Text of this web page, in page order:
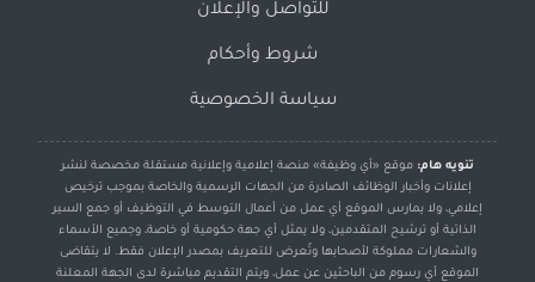
للتواصل والإعلان
شروط وأحكام
سياسة الخصوصية
تنويه هام: موقع «أي وظيفة» منصة إعلامية وإعلانية مستقلة مخصصة لنشر
إعلانات وأخبار الوظائف الصادرة من الجهات الرسمية والخاصة بموجب ترخيص
إعلامي، ولا يمارس الموقع أي عمل من أعمال التوسط في التوظيف أو جمع السير
الذاتية أو ترشيح المتقدمين، ولا يمثل أي جهة حكومية أو خاصة، وجميع الأسماء
والشعارات مملوكة لأصحابها وتُعرض للتعريف بمصدر الإعلان فقط. لا يتقاضى
الموقع أي رسوم من الباحثين عن عمل، ويتم التقديم مباشرة لدى الجهة المعلنة